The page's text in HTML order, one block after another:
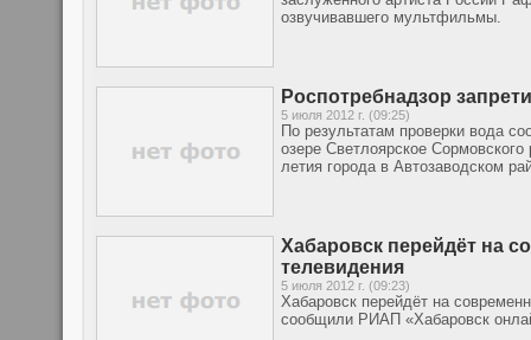
озвучивавшего мультфильмы.
Роспотребнадзор
5 июля 2012 г. (09:25)
По результатам проверки вода
озере Светлоярское
летия города в Автозаводском
Хабаровск перейдёт на
телевидения
5 июля 2012 г. (09:23)
Хабаровск перейдёт на
сообщили РИАП «Хабаровск